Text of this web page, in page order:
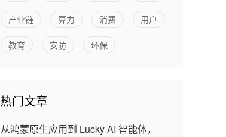
产业链 算力 消费 用户
教育 安防 环保
热门文章
从鸿蒙原生应用到 Lucky AI 智能体，